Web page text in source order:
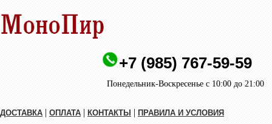
+7 (985) 767-59-59
Понедельник-Воскресенье с 10:00 до 21:00
ДОСТАВКА | ОПЛАТА | КОНТАКТЫ | ПРАВИЛА И УСЛОВИЯ